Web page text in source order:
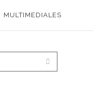
MULTIMEDIALES